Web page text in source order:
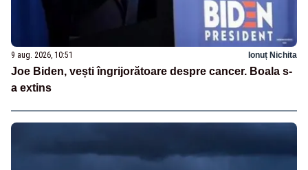
9 aug. 2026, 10:51 Ionuț Nichita
Joe Biden, vești îngrijorătoare despre cancer. Boala s-
a extins